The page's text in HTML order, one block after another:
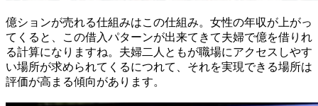
億ションが売れる仕組みはこの仕組み。女性の年収が上がっ
てくると、この借入パターンが出来てきて夫婦で億を借りれ
る計算になりますね。夫婦二人ともが職場にアクセスしやす
い場所が求められてくるにつれて、それを実現できる場所は
評価が高まる傾向があります。